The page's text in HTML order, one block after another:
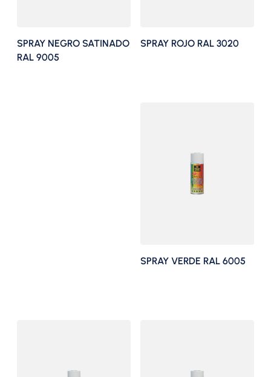
SPRAY NEGRO SATINADO
RAL 9005
SPRAY ROJO RAL 3020
SPRAY VERDE RAL 6005